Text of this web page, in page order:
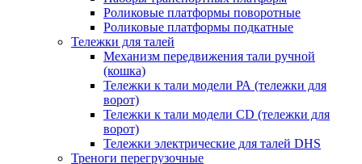
Роликовые платформы поворотные
Роликовые платформы подкатные
Тележки для талей
Механизм передвижения тали ручной
(кошка)
Тележки к тали модели РА (тележки для
ворот)
Тележки к тали модели CD (тележки для
ворот)
Тележки электрические для талей DHS
Треноги перегрузочные